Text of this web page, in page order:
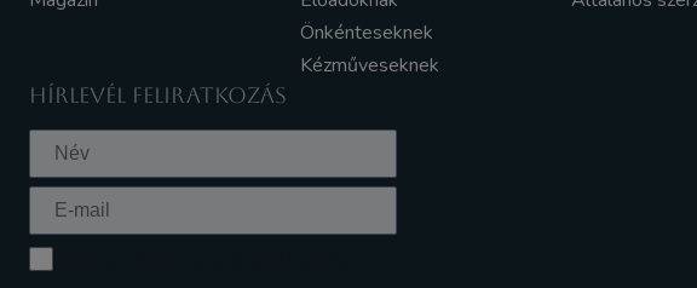
Önkénteseknek
Kézműveseknek
HÍRLEVÉL FELIRATKOZÁS